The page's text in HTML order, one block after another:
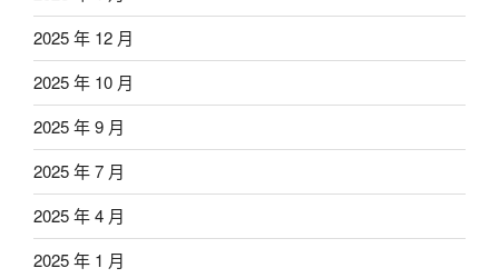
2025 年 12 月
2025 年 10 月
2025 年 9 月
2025 年 7 月
2025 年 4 月
2025 年 1 月